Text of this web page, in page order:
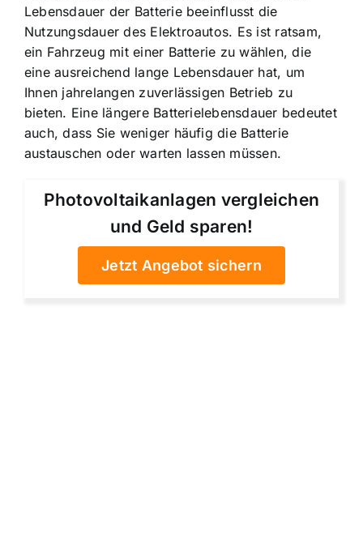
Lebensdauer der Batterie beeinflusst die
Nutzungsdauer des Elektroautos. Es ist ratsam,
ein Fahrzeug mit einer Batterie zu wählen, die
eine ausreichend lange Lebensdauer hat, um
Ihnen jahrelangen zuverlässigen Betrieb zu
bieten. Eine längere Batterielebensdauer bedeutet
auch, dass Sie weniger häufig die Batterie
austauschen oder warten lassen müssen.
Photovoltaikanlagen vergleichen
und Geld sparen!
Jetzt Angebot sichern